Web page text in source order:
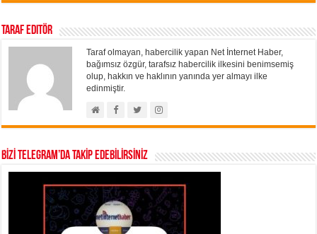
Taraf Editör
Taraf olmayan, habercilik yapan Net İnternet Haber,
bağımsız özgür, tarafsız habercilik ilkesini benimsemiş
olup, hakkın ve haklının yanında yer almayı ilke
edinmiştir.
BİZİ TELEGRAM’DA TAKİP EDEBİLİRSİNİZ